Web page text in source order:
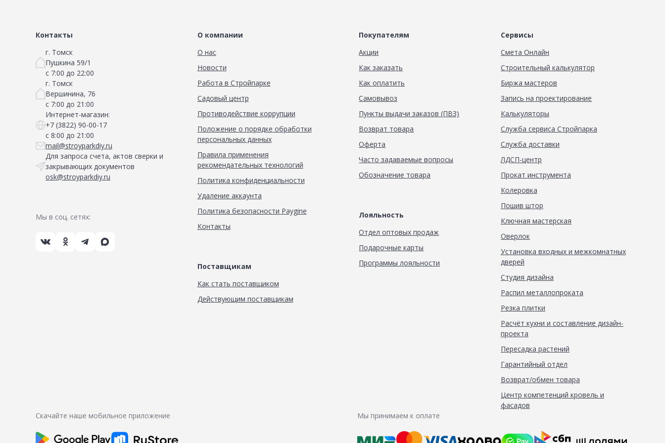
Контакты
г. Томск
Пушкина 59/1
с 7:00 до 22:00
г. Томск
Вершинина, 76
с 7:00 до 21:00
Интернет-магазин:
+7 (3822) 90-00-17
с 8:00 до 21:00
mail@stroyparkdiy.ru
Для запроса счета, актов сверки и
закрывающих документов
osk@stroyparkdiy.ru
Мы в соц. сетях:
О компании
О нас
Новости
Работа в Стройпарке
Садовый центр
Противодействие коррупции
Положение о порядке обработки
персональных данных
Правила применения
рекомендательных технологий
Политика конфиденциальности
Удаление аккаунта
Политика безопасности Paygine
Контакты
Поставщикам
Как стать поставщиком
Действующим поставщикам
Покупателям
Акции
Как заказать
Как оплатить
Самовывоз
Пункты выдачи заказов (ПВЗ)
Возврат товара
Оферта
Часто задаваемые вопросы
Обозначение товара
Лояльность
Отдел оптовых продаж
Подарочные карты
Программы лояльности
Сервисы
Смета Онлайн
Строительный калькулятор
Биржа мастеров
Запись на проектирование
Калькуляторы
Служба сервиса Стройпарка
Служба доставки
ЛДСП-центр
Прокат инструмента
Колеровка
Пошив штор
Ключная мастерская
Оверлок
Установка входных и межкомнатных
дверей
Студия дизайна
Распил металлопроката
Резка плитки
Расчёт кухни и составление дизайн-
проекта
Пересадка растений
Гарантийный отдел
Возврат/обмен товара
Центр компетенций кровель и
фасадов
Скачайте наше мобильное приложение
Мы принимаем к оплате